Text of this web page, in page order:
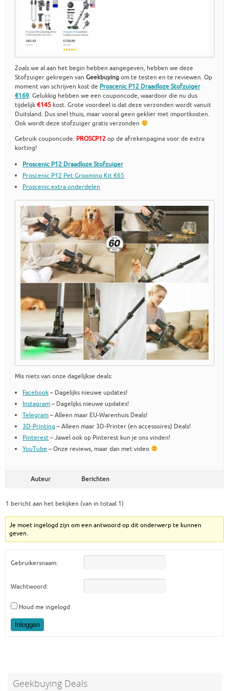
Zoals we al aan het begin hebben aangegeven, hebben we deze
Stofzuiger gekregen van Geekbuyingom te testen en te reviewen. Op
moment van schrijven kost de Proscenic P12 Draadloze Stofzuiger
€169. Gelukkig hebben we een couponcode, waardoor die nu dus
tijdelijk€145 kost. Grote voordeel is dat deze verzonden wordt vanuit
Duitsland. Dus snel thuis, maar vooral geen geklier met importkosten.
Ook wordt deze stofzuiger gratis verzonden
Gebruik couponcode: PROSCP12op de afrekenpagina voor de extra
korting!
Proscenic P12 Draadloze Stofzuiger
Proscenic P12 Pet Grooming Kit €65
Proscenic extra onderdelen
Mis niets van onze dagelijkse deals:
Facebook– Dagelijks nieuwe updates!
Instagram– Dagelijks nieuwe updates!
Telegram– Alleen maar EU-Warenhuis Deals!
3D-Printing – Alleen maar 3D-Printer (en accessoires) Deals!
Pinterest– Jawel ook op Pinterest kun je ons vinden!
YouTube – Onze reviews, maar dan met video
Auteur Berichten
1 bericht aan het bekijken (van in totaal 1)
Je moet ingelogd zijn om een antwoord op dit onderwerp te kunnen
geven.
Gebruikersnaam:
Wachtwoord:
Houd me ingelogd
Inloggen
Geekbuying Deals